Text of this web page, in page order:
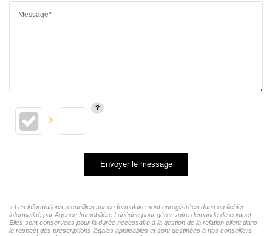
Message*
Envoyer le message
« Les informations recueillies sur ce formulaire sont enregistrées dans un fichier
informatisé par Agence Immobilière Louédec pour gérer votre demande de contact.
Elles sont conservées pour la durée nécessaire à la gestion de la relation client dans
le respect des prescriptions légales applicables et sont destinées à nos conseillers